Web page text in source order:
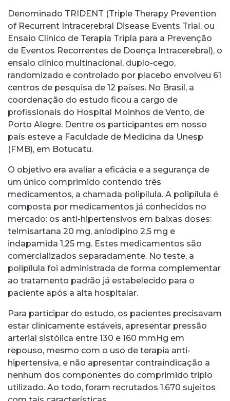
Denominado TRIDENT (Triple Therapy Prevention
of Recurrent Intracerebral Disease Events Trial, ou
Ensaio Clínico de Terapia Tripla para a Prevenção
de Eventos Recorrentes de Doença Intracerebral), o
ensaio clínico multinacional, duplo-cego,
randomizado e controlado por placebo envolveu 61
centros de pesquisa de 12 países. No Brasil, a
coordenação do estudo ficou a cargo de
profissionais do Hospital Moinhos de Vento, de
Porto Alegre. Dentre os participantes em nosso
país esteve a Faculdade de Medicina da Unesp
(FMB), em Botucatu.
O objetivo era avaliar a eficácia e a segurança de
um único comprimido contendo três
medicamentos, a chamada polipílula. A polipílula é
composta por medicamentos já conhecidos no
mercado: os anti-hipertensivos em baixas doses:
telmisartana 20 mg, anlodipino 2,5 mg e
indapamida 1,25 mg. Estes medicamentos são
comercializados separadamente. No teste, a
polipílula foi administrada de forma complementar
ao tratamento padrão já estabelecido para o
paciente após a alta hospitalar.
Para participar do estudo, os pacientes precisavam
estar clinicamente estáveis, apresentar pressão
arterial sistólica entre 130 e 160 mmHg em
repouso, mesmo com o uso de terapia anti-
hipertensiva, e não apresentar contraindicação a
nenhum dos componentes do comprimido triplo
utilizado. Ao todo, foram recrutados 1.670 sujeitos